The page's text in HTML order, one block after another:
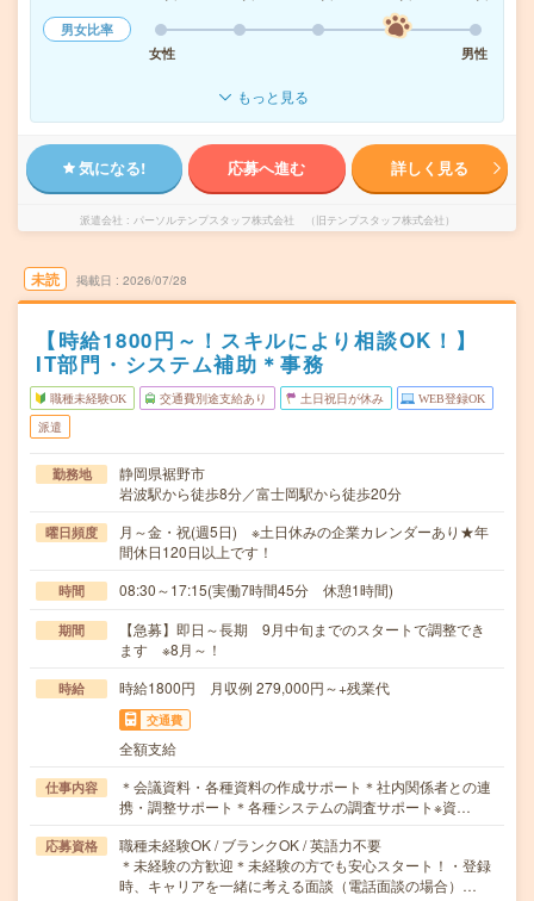
男女比率
女性
男性
もっと見る
気になる! 応募へ進む 詳しく見る
派遣会社 パーソルテンプスタッフ株式会社 （旧テンプスタッフ株式会社）
未読 掲載日 2026/07/28
【時給1800円～！スキルにより相談OK！】
IT部門・システム補助＊事務
職種未経験OK 交通費別途支給あり 土日祝日が休み WEB登録OK
派遣
勤務地
静岡県裾野市
岩波駅から徒歩8分／富士岡駅から徒歩20分
曜日頻度
月～金・祝(週5日) ※土日休みの企業カレンダーあり★年
間休日120日以上です！
時間 08:30～17:15(実働7時間45分 休憩1時間)
期間
【急募】即日～長期 9月中旬までのスタートで調整でき
ます ※8月～！
時給 時給1800円 月収例 279,000円～+残業代
交通費
全額支給
仕事内容
＊会議資料・各種資料の作成サポート＊社内関係者との連
携・調整サポート＊各種システムの調査サポート※資…
応募資格
職種未経験OK / ブランクOK / 英語力不要
＊未経験の方歓迎＊未経験の方でも安心スタート！・登録
時、キャリアを一緒に考える面談（電話面談の場合）…